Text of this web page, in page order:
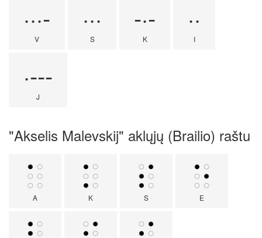
···-
V
···
S
-·-
K
··
I
·---
J
"Akselis Malevskij" aklųjų (Brailio) raštu
A K S E